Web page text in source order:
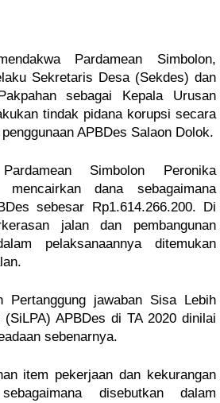
Pardamean Simbolon,
Sekretaris Desa (Sekdes) dan
sebagai Kepala Urusan
tindak pidana korupsi secara
APBDes Salaon Dolok.
Simbolon Peronika
mencairkan dana sebagaimana
sebesar Rp1.614.266.200. Di
jalan dan pembangunan
pelaksanaannya ditemukan
Pertanggung jawaban Sisa Lebih
(SiLPA) APBDes di TA 2020 dinilai
sebenarnya.
item pekerjaan dan kekurangan
disebutkan dalam